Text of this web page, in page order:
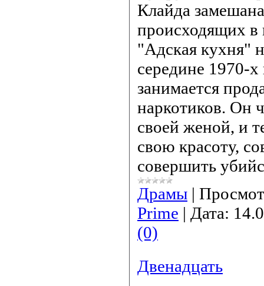
Клайда
происходящих в
"Адская кухня"
середине 1970-
занимается
наркотиков. Он
своей женой, и
свою красоту,
совершить
Драмы |
Prime | Дата:
(0)
Двенадцать